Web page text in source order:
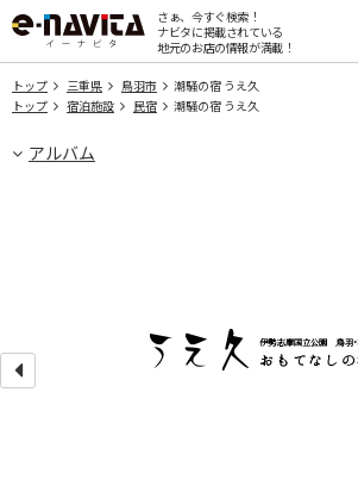
さぁ、今すぐ検索！
ナビタに掲載されている
地元のお店の情報が満載！
トップ 三重県 鳥羽市
潮騒の宿 うえ久
トップ
宿泊施設 民宿 潮騒の宿 うえ久
アルバム